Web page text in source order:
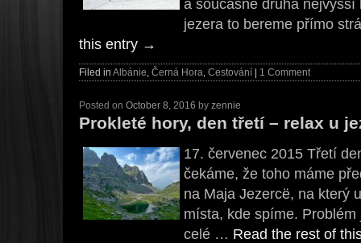
a současně druhá
jezera to bereme přímo
this entry →
Filed in Albánie, Černá Hora, Cestování 1 Comment
Posted on October 8, 2016 by zennie
Prokleté hory, den třetí – relax u
17. červenec 2015 Třetí
čekáme, že toho máme
na Maja Jezercë, na který
místa, kde spíme.
celé … Read the rest of